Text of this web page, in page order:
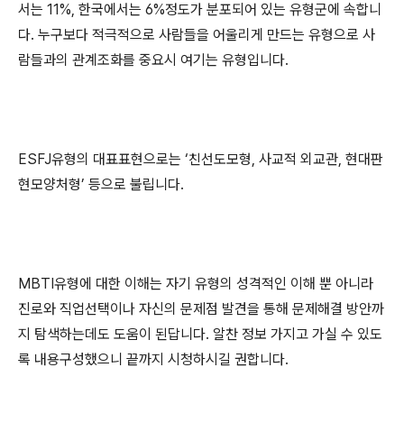
서는 11%, 한국에서는 6%정도가 분포되어 있는 유형군에 속합니
다. 누구보다 적극적으로 사람들을 어울리게 만드는 유형으로 사
람들과의 관계조화를 중요시 여기는 유형입니다.
ESFJ유형의 대표표현으로는 ‘친선도모형, 사교적 외교관, 현대판
현모양처형’ 등으로 불립니다.
MBTI유형에 대한 이해는 자기 유형의 성격적인 이해 뿐 아니라
진로와 직업선택이나 자신의 문제점 발견을 통해 문제해결 방안까
지 탐색하는데도 도움이 된답니다. 알찬 정보 가지고 가실 수 있도
록 내용구성했으니 끝까지 시청하시길 권합니다.